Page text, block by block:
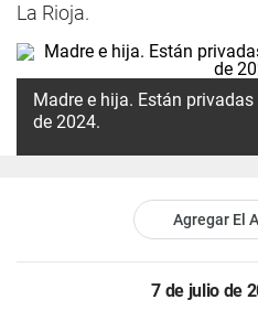
La Rioja.
Madre e hija. Están
de 2024.
Agregar El
7 de julio de